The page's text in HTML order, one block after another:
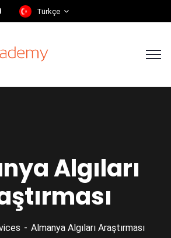
Türkçe
Algıları
Almanya Algıları Araştırması